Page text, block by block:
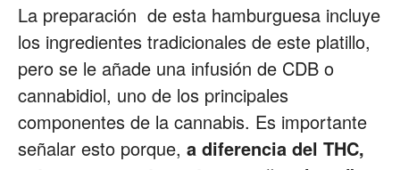
La preparación de esta hamburguesa incluye
los ingredientes tradicionales de este platillo,
pero se le añade una infusión de CDB o
cannabidiol, uno de los principales
componentes de la cannabis. Es importante
señalar esto porque, a diferencia del THC,